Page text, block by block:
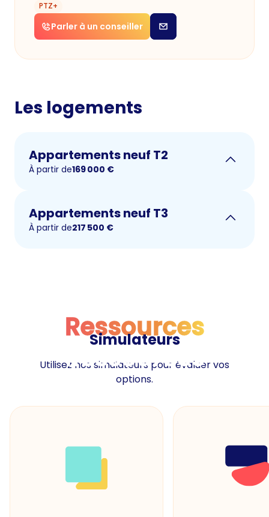
PTZ+
Parler à un conseiller
Les logements
Appartements neuf T2
À partir de169 000 €
Appartements neuf T3
À partir de217 500 €
Ressources
Ressources
Simulateurs
Utilisez nos simulateurs pour évaluer vos
options.